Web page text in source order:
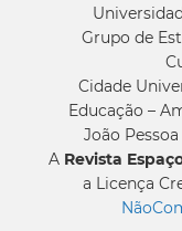
Grupo de
Cidade
Educação –
João
A Revista
a Licença